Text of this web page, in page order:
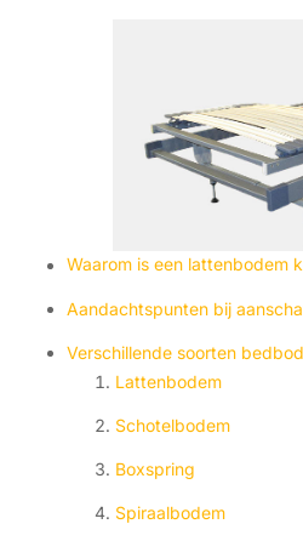
Waarom is een lattenbodem
Aandachtspunten bij
Verschillende soorten
Lattenbodem
Schotelbodem
Boxspring
Spiraalbodem